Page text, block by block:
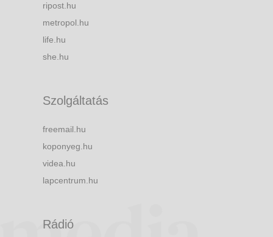
ripost.hu
metropol.hu
life.hu
she.hu
Szolgáltatás
freemail.hu
koponyeg.hu
videa.hu
lapcentrum.hu
Rádió